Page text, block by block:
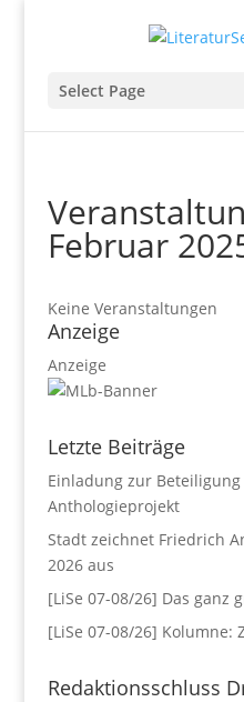
Select Page
Februar
Keine Veranstaltungen
Anzeige
Anzeige
Letzte Beiträge
Einladung zur
Anthologieprojekt
Stadt zeichnet Friedrich
2026 aus
[LiSe 07-08/26] Das ganz
[LiSe 07-08/26] Kolumne:
Redaktionsschluss